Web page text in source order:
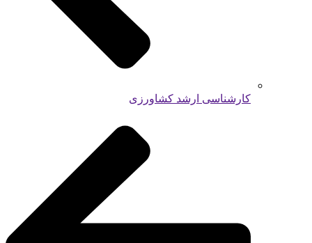
کارشناسی ارشد کشاورزی